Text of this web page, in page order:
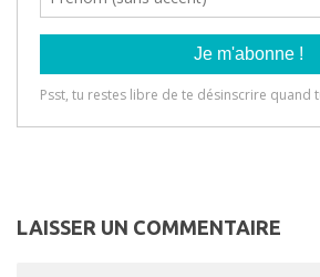
LAISSER UN COMMENTAIRE